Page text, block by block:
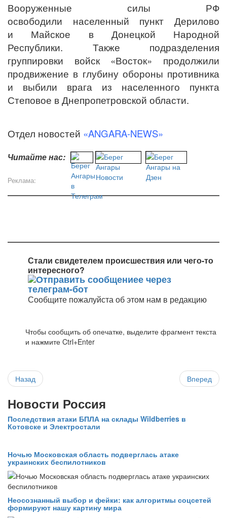
Вооруженные силы РФ
освободили населенный пункт Дерилово
и Майское в Донецкой Народной
Республики. Также подразделения
группировки войск «Восток» продолжили
продвижение в глубину обороны противника
и выбили врага из населенного пункта
Степовое в Днепропетровской области.
Отдел новостей «ANGARA-NEWS»
Читайте нас:
Реклама:
Стали свидетелем происшествия или чего-то
интересного?
Сообщите пожалуйста об этом нам в редакцию
Чтобы сообщить об опечатке, выделите фрагмент текста
и нажмите Ctrl+Enter
Назад Вперед
Новости Россия
Последствия атаки БПЛА на склады Wildberries в
Котовске и Электростали
Ночью Московская область подверглась атаке
украинских беспилотников
Неосознанный выбор и фейки: как алгоритмы соцсетей
формируют нашу картину мира